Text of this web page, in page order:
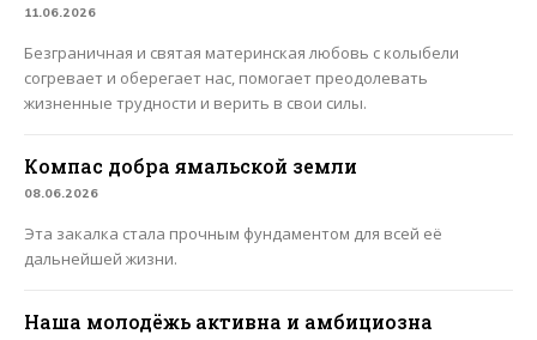
11.06.2026
Безграничная и святая материнская любовь с колыбели
согревает и оберегает нас, помогает преодолевать
жизненные трудности и верить в свои силы.
Компас добра ямальской земли
08.06.2026
Эта закалка стала прочным фундаментом для всей её
дальнейшей жизни.
Наша молодёжь активна и амбициозна